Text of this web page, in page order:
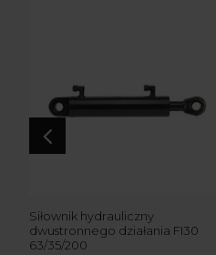
4
Siłownik hydrauliczny
dwustronnego działania FI30
63/35/200